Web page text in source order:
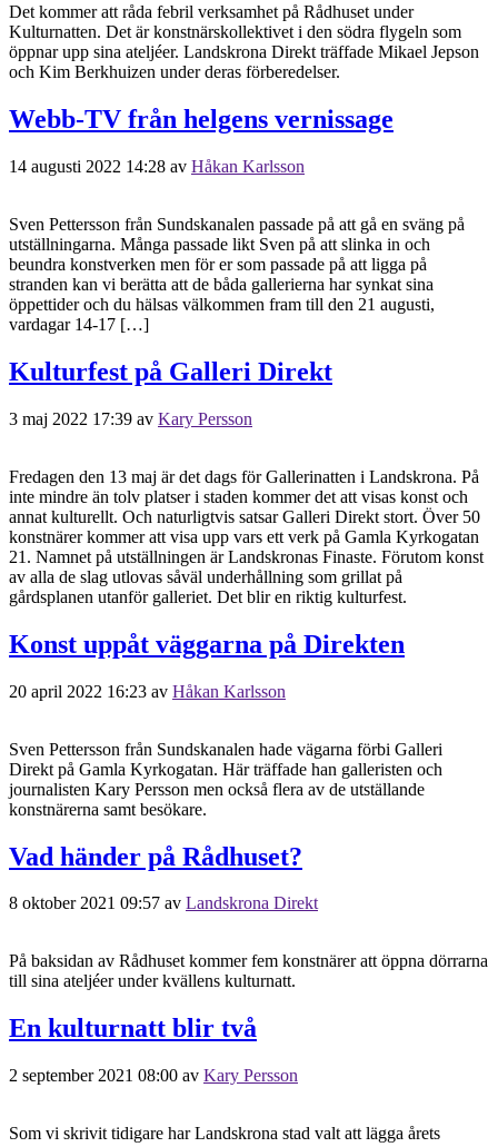
Det kommer att råda febril verksamhet på Rådhuset under
Kulturnatten. Det är konstnärskollektivet i den södra flygeln som
öppnar upp sina ateljéer. Landskrona Direkt träffade Mikael Jepson
och Kim Berkhuizen under deras förberedelser.
Webb-TV från helgens vernissage
14 augusti 2022 14:28 av Håkan Karlsson
Sven Pettersson från Sundskanalen passade på att gå en sväng på
utställningarna. Många passade likt Sven på att slinka in och
beundra konstverken men för er som passade på att ligga på
stranden kan vi berätta att de båda gallerierna har synkat sina
öppettider och du hälsas välkommen fram till den 21 augusti,
vardagar 14-17 […]
Kulturfest på Galleri Direkt
3 maj 2022 17:39 av Kary Persson
Fredagen den 13 maj är det dags för Gallerinatten i Landskrona. På
inte mindre än tolv platser i staden kommer det att visas konst och
annat kulturellt. Och naturligtvis satsar Galleri Direkt stort. Över 50
konstnärer kommer att visa upp vars ett verk på Gamla Kyrkogatan
21. Namnet på utställningen är Landskronas Finaste. Förutom konst
av alla de slag utlovas såväl underhållning som grillat på
gårdsplanen utanför galleriet. Det blir en riktig kulturfest.
Konst uppåt väggarna på Direkten
20 april 2022 16:23 av Håkan Karlsson
Sven Pettersson från Sundskanalen hade vägarna förbi Galleri
Direkt på Gamla Kyrkogatan. Här träffade han galleristen och
journalisten Kary Persson men också flera av de utställande
konstnärerna samt besökare.
Vad händer på Rådhuset?
8 oktober 2021 09:57 av Landskrona Direkt
På baksidan av Rådhuset kommer fem konstnärer att öppna dörrarna
till sina ateljéer under kvällens kulturnatt.
En kulturnatt blir två
2 september 2021 08:00 av Kary Persson
Som vi skrivit tidigare har Landskrona stad valt att lägga årets